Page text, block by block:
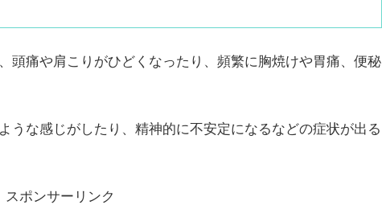
頭痛や肩こりがひどくなったり、頻繁に胸焼けや胃痛、便秘
うな感じがしたり、精神的に不安定になるなどの症状が出る
スポンサーリンク